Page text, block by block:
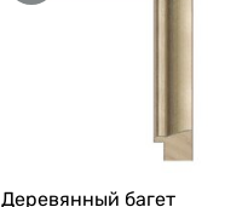
Деревянный багет